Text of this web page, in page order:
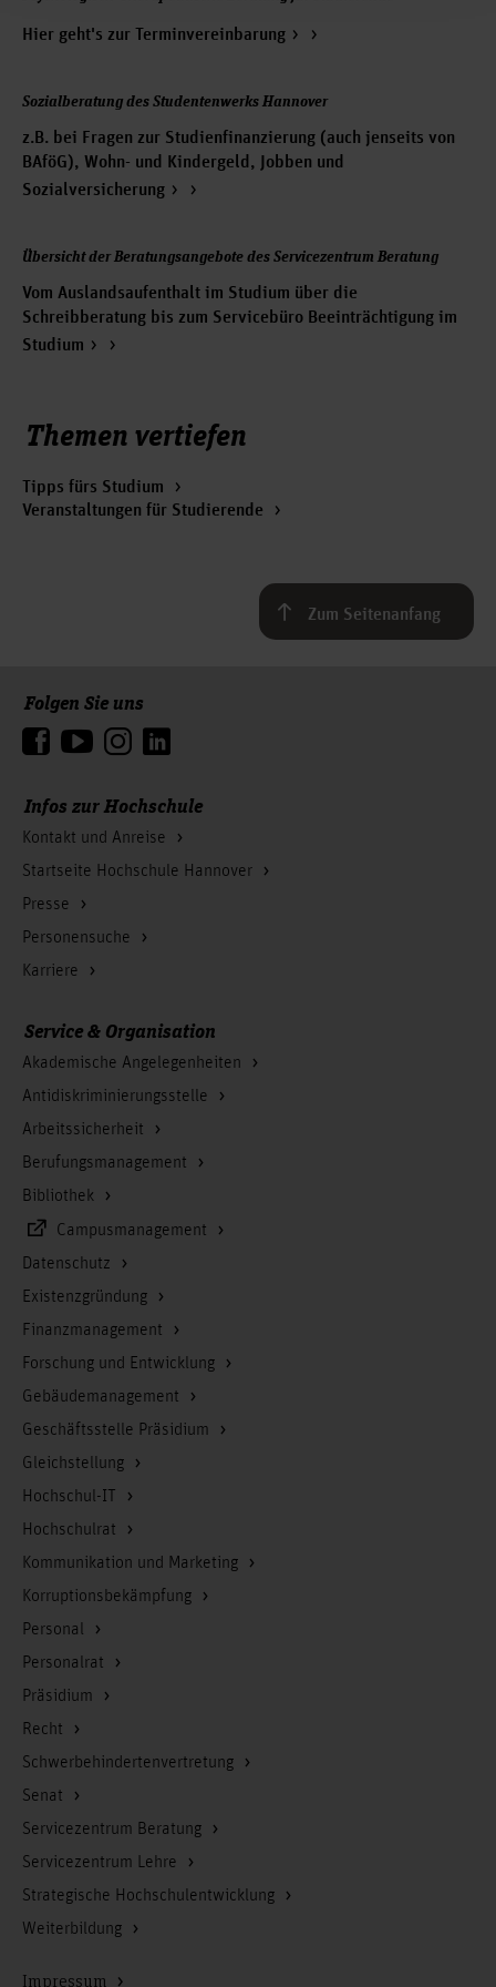
Studiengangs identisch ist, in den Studiengängen der
Quereinsteiger*innen und Wechsler*innen in die
Studiengänge Betriebswirtschaftslehre und International
Business Studies der Fakultät IV sollten außerdem die
Hinweise zu einem Wechsel
beachten.
Auch wenn es Hürden für ein weiteres Studium für Sie geben
auch zu Alternativen
Hier geht's zur Terminvereinbarung
Sozialberatung des Studentenwerks Hannover
z.B. bei Fragen zur Studienfinanzierung (auch jenseits von
BAföG), Wohn- und Kindergeld, Jobben und
Sozialversicherung
Übersicht der Beratungsangebote des Servicezentrum Beratung
Vom Auslandsaufenthalt im Studium über die
Schreibberatung bis zum Servicebüro Beeinträchtigung im
Studium
Themen vertiefen
Tipps fürs Studium
Veranstaltungen für Studierende
Zum Seitenanfang
Infos zur Hochschule
Kontakt und Anreise
Startseite Hochschule Hannover
Presse
Personensuche
Karriere
Folgen Sie uns
Service & Organisation
Akademische Angelegenheiten
Antidiskriminierungsstelle
Arbeitssicherheit
Berufungsmanagement
Bibliothek
Campusmanagement
Datenschutz
Existenzgründung
Finanzmanagement
Forschung und Entwicklung
Gebäudemanagement
Geschäftsstelle Präsidium
Gleichstellung
Hochschul-IT
Hochschulrat
Kommunikation und Marketing
Korruptionsbekämpfung
Personal
Personalrat
Präsidium
Recht
Schwerbehindertenvertretung
Senat
Servicezentrum Beratung
Servicezentrum Lehre
Strategische Hochschulentwicklung
Weiterbildung
Impressum